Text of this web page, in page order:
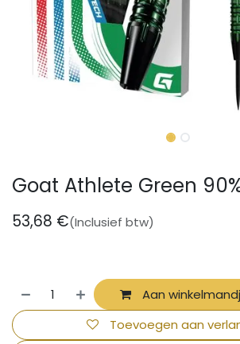
Goat Athlete Green
53,68 €(Inclusief btw)
Aan
Toevoegen aan